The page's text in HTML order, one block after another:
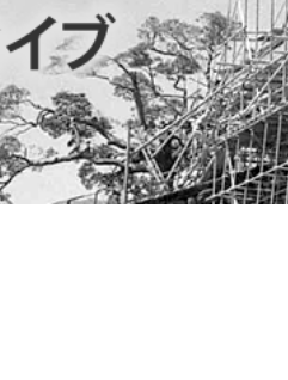
安全
健康
エネルギー
契約検査
市税総務
市民税課
資産税課